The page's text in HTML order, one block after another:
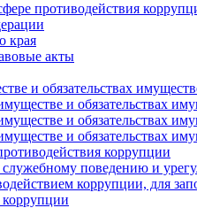
противодействия
края
акты
и обязательствах
и обязательствах
и обязательствах
и обязательствах
коррупции
поведению и
коррупции, для
коррупции